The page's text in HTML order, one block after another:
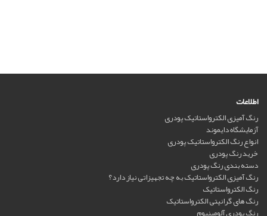
اطلاعات
رنگ آمیزی الکترواستاتیک پودری
آزمایشگاه دایموند
انواع رنگ الکترواستاتیک پودری
خرید رنگ پودری
دسته بندی رنگ پودری
رنگ آمیزی الکترواستاتیک به چه تجهیزاتی نیاز دارد؟
رنگ الکترواستاتیک
رنگ های گرانیتی الکترواستاتیک